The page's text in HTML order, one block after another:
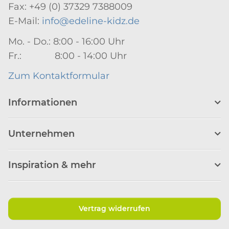
Fax: +49 (0) 37329 7388009
E-Mail: info@edeline-kidz.de
Mo. - Do.: 8:00 - 16:00 Uhr
Fr.: 8:00 - 14:00 Uhr
Zum Kontaktformular
Informationen
Unternehmen
Inspiration & mehr
Vertrag widerrufen